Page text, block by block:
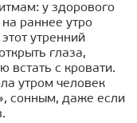
у здорового
раннее утро
утренний
глаза,
встать с кровати.
утром человек
сонным, даже если